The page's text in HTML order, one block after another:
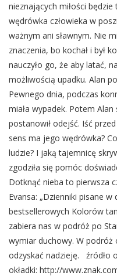
nieznających miłości
wędrówka człowieka w
ważnym ani sławnym. Nie
znaczenia, bo kochał i był
nauczyło go, że aby latać,
możliwością upadku. Alan
Pewnego dnia, podczas
miała wypadek. Potem Alan
postanowił odejść. Iść
sens ma jego wędrówka?
ludzie? I jaką tajemnicę
zgodziła się pomóc
Dotknąć nieba to pierwsza
Evansa: „Dzienniki pisane
bestsellerowych Kolorów
zabiera nas w podróż po
wymiar duchowy. W podróż
odzyskać nadzieję. źródło
okładki: http://